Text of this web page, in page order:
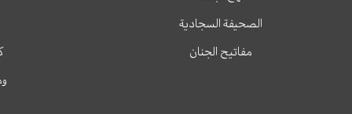
الصحيفة السجادية
مفاتيح الجنان